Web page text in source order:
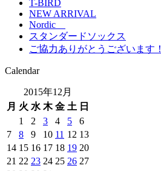
T-BIRD
NEW ARRIVAL
Nordic
スタンダードソックス
ご協力ありがとうございます！
Calendar
2015年12月
月 火 水 木 金 土 日
1
2 3 4 5
6
7
8 9 10 11 12 13
14 15 16 17 18 19 20
21 22 23 24 25 26 27